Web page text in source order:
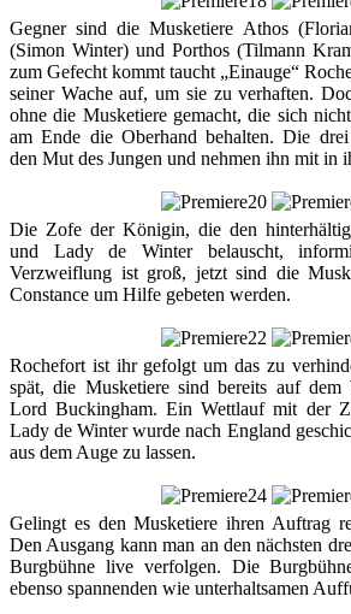
Gegner sind die Musketiere Athos
(Simon Winter) und Porthos (Tilmann
zum Gefecht kommt taucht „Einauge“
seiner Wache auf, um sie zu verhaften.
ohne die Musketiere gemacht, die sich
am Ende die Oberhand behalten. Die
den Mut des Jungen und nehmen ihn mit in
Die Zofe der Königin, die den
und Lady de Winter belauscht,
Verzweiflung ist groß, jetzt sind die
Constance um Hilfe gebeten werden.
Rochefort ist ihr gefolgt um das zu
spät, die Musketiere sind bereits auf dem
Lord Buckingham. Ein Wettlauf mit der
Lady de Winter wurde nach England
aus dem Auge zu lassen.
Gelingt es den Musketiere ihren Auftrag
Den Ausgang kann man an den nächsten
Burgbühne live verfolgen. Die
ebenso spannenden wie unterhaltsamen